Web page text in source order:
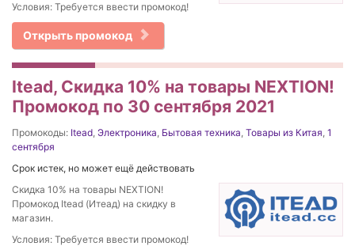
Условия: Требуется ввести промокод!
Открыть промокод
Itead, Скидка 10% на товары NEXTION!
Промокод по 30 сентября 2021
Промокоды: Itead, Электроника, Бытовая техника, Товары из Китая, 1
сентября
Срок истек, но может ещё действовать
Скидка 10% на товары NEXTION!
Промокод Itead (Итеад) на скидку в
магазин.
Условия: Требуется ввести промокод!